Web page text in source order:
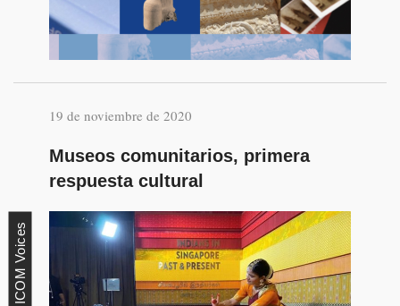
19 de noviembre de 2020
Museos comunitarios, primera
respuesta cultural
ICOM Voices